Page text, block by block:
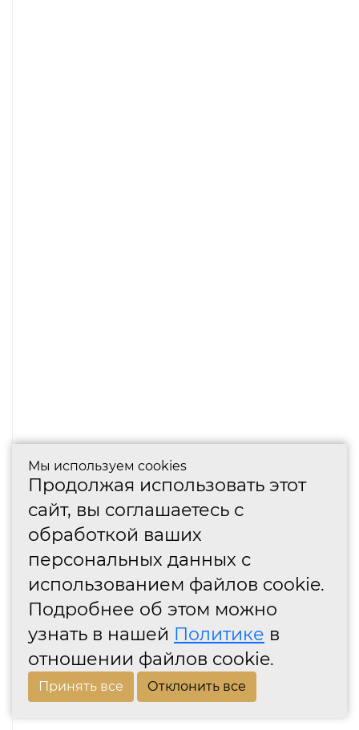
Мы используем cookies
Продолжая использовать этот
сайт, вы соглашаетесь с
обработкой ваших
персональных данных с
использованием файлов cookie.
Подробнее об этом можно
узнать в нашей Политике в
отношении файлов cookie.
Принять все Отклонить все